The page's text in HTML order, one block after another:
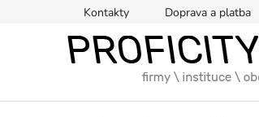
Kontakty Doprava a platba